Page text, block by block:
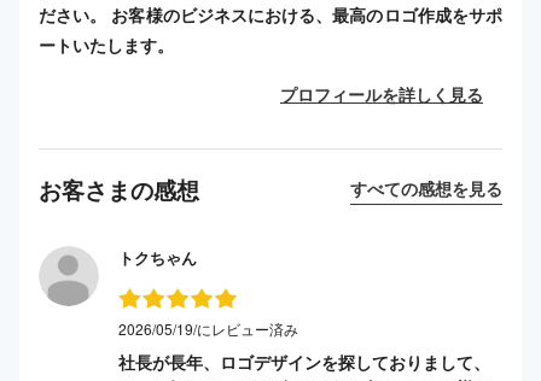
ださい。 お客様のビジネスにおける、最高のロゴ作成をサポ
ートいたします。
プロフィールを詳しく見る
お客さまの感想 すべての感想を見る
トクちゃん
2026/05/19/にレビュー済み
社長が長年、ロゴデザインを探しておりまして、